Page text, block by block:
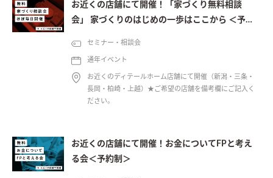
お近くの店舗にて開催！「家づくり無料相談
会」 家づくりのはじめの一歩はここから ＜予約
セミナー・相談会
通年イベント
お近くのディテールホーム店舗にて開催（新潟・三条・
長岡・柏崎・上越）★ご希望の店舗を備考欄にご記入く
ださい。
お近くの店舗にて開催！お金についてFPと考え
る会＜予約制＞